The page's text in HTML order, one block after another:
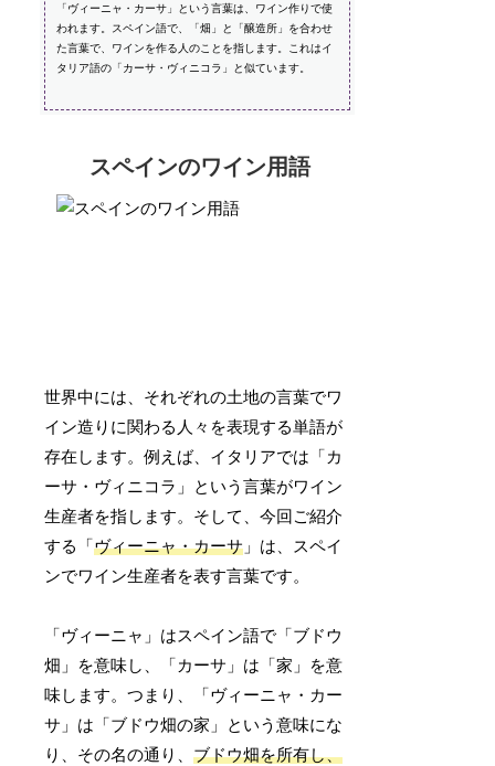
「ヴィーニャ・カーサ」という言葉は、ワイン作りで使
われます。スペイン語で、「畑」と「醸造所」を合わせ
た言葉で、ワインを作る人のことを指します。これはイ
タリア語の「カーサ・ヴィニコラ」と似ています。
スペインのワイン用語
世界中には、それぞれの土地の言葉でワ
イン造りに関わる人々を表現する単語が
存在します。例えば、イタリアでは「カ
ーサ・ヴィニコラ」という言葉がワイン
生産者を指します。そして、今回ご紹介
する「ヴィーニャ・カーサ 」は、スペイ
ンでワイン生産者を表す言葉です。
「ヴィーニャ」はスペイン語で「ブドウ
畑」を意味し、「カーサ」は「家」を意
味します。つまり、「ヴィーニャ・カー
サ」は「ブドウ畑の家」という意味にな
り、その名の通り、ブドウ畑を所有し、